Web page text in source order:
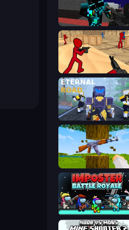
Pixel Wars of Hero
Stickman Counter Terror Strike
Eternal Road
Mine Shooter 3D
Imposter Battle Royale